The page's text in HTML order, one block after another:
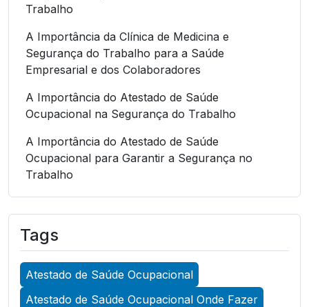
Trabalho
A Importância da Clínica de Medicina e
Segurança do Trabalho para a Saúde
Empresarial e dos Colaboradores
A Importância do Atestado de Saúde
Ocupacional na Segurança do Trabalho
A Importância do Atestado de Saúde
Ocupacional para Garantir a Segurança no
Trabalho
A Importância do Atestado de Saúde
Ocupacional para Garantir a Segurança no
Trabalho
A Importância do Atestado de Saúde
Ocupacional para Promover a Segurança no
Trabalho
Tags
Atestado de Saúde Ocupacional
Atestado de Saúde Ocupacional Onde Fazer